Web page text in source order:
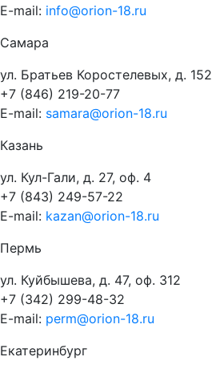
E-mail: info@orion-18.ru
Самара
ул. Братьев Коростелевых, д. 152
+7 (846) 219-20-77
E-mail: samara@orion-18.ru
Казань
ул. Кул-Гали, д. 27, оф. 4
+7 (843) 249-57-22
E-mail: kazan@orion-18.ru
Пермь
ул. Куйбышева, д. 47, оф. 312
+7 (342) 299-48-32
E-mail: perm@orion-18.ru
Екатеринбург